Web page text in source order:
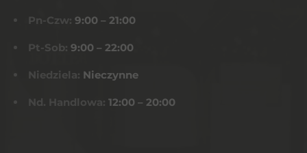
Pn-Czw: 9:00 – 21:00
Pt-Sob: 9:00 – 22:00
Niedziela: Nieczynne
Nd. Handlowa: 12:00 – 20:00